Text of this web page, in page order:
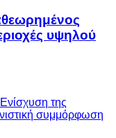
υψηλού